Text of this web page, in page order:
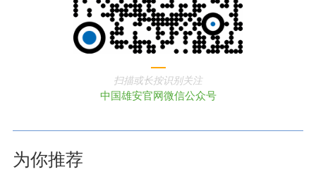
扫描或长按识别关注
中国雄安官网微信公众号
为你推荐